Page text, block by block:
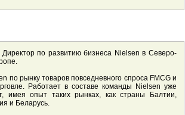
по развитию бизнеса Nielsen в Северо-
по рынку товаров повседневного спроса FMCG и
Работает в составе команды Nielsen уже
имея опыт таких рынках, как страны Балтии,
и Беларусь.